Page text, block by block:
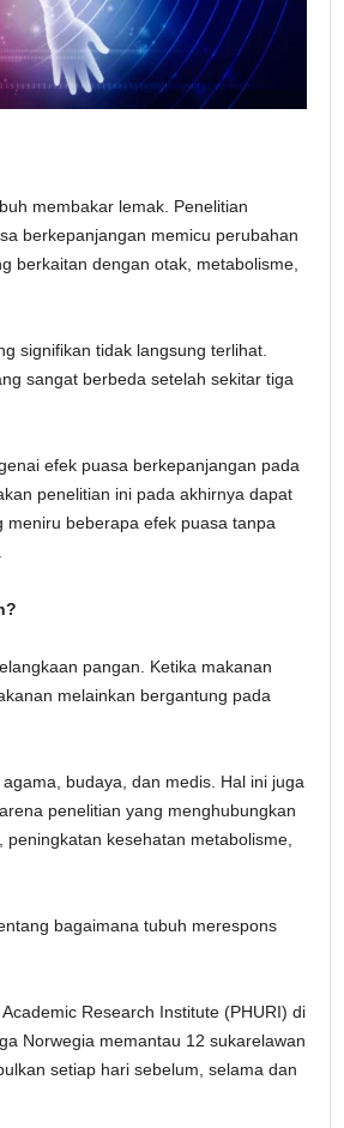
membakar lemak. Penelitian
berkepanjangan memicu perubahan
berkaitan dengan otak, metabolisme,
signifikan tidak langsung terlihat.
sangat berbeda setelah sekitar tiga
efek puasa berkepanjangan pada
penelitian ini pada akhirnya dapat
beberapa efek puasa tanpa
pangan. Ketika makanan
melainkan bergantung pada
budaya, dan medis. Hal ini juga
penelitian yang menghubungkan
kesehatan metabolisme,
bagaimana tubuh merespons
Research Institute (PHURI) di
Norwegia memantau 12 sukarelawan
setiap hari sebelum, selama dan